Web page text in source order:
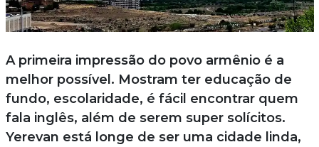
A primeira impressão do povo armênio é a
melhor possível. Mostram ter educação de
fundo, escolaridade, é fácil encontrar quem
fala inglês, além de serem super solícitos.
Yerevan está longe de ser uma cidade linda,